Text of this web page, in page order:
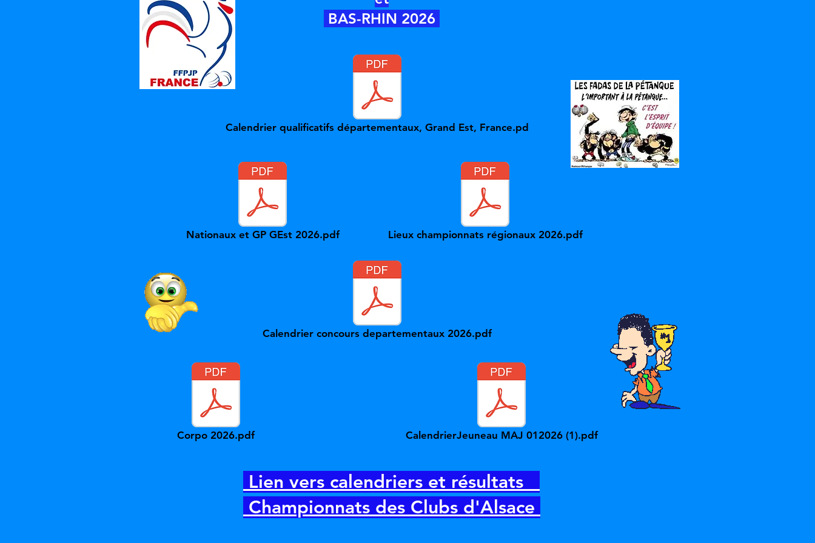
BAS-RHIN 2026
Calendrier qualificatifs départementaux, Grand Est, France.pd
Nationaux et GP GEst 2026.pdf Lieux championnats régionaux 2026.pdf
Corpo 2026.pdf
Calendrier concours departementaux 2026.pdf
CalendrierJeuneau MAJ 012026 (1).pdf
Lien vers calendriers et résultats
Championnats des Clubs d'Alsace